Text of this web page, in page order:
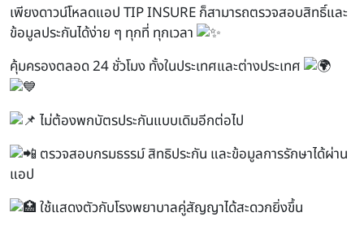
เพียงดาวน์โหลดแอป TIP INSURE ก็สามารถตรวจสอบสิทธิ์และ
ข้อมูลประกันได้ง่าย ๆ ทุกที่ ทุกเวลา
คุ้มครองตลอด 24 ชั่วโมง ทั้งในประเทศและต่างประเทศ
ไม่ต้องพกบัตรประกันแบบเดิมอีกต่อไป
ตรวจสอบกรมธรรม์ สิทธิประกัน และข้อมูลการรักษาได้ผ่าน
แอป
ใช้แสดงตัวกับโรงพยาบาลคู่สัญญาได้สะดวกยิ่งขึ้น